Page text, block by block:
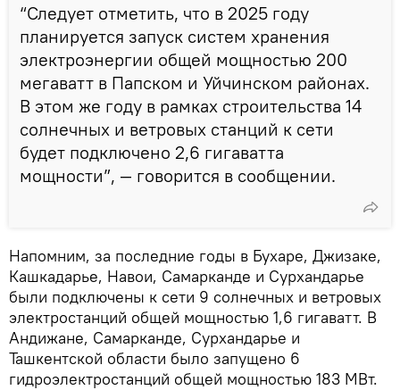
“Следует отметить, что в 2025 году
планируется запуск систем хранения
электроэнергии общей мощностью 200
мегаватт в Папском и Уйчинском районах.
В этом же году в рамках строительства 14
солнечных и ветровых станций к сети
будет подключено 2,6 гигаватта
мощности”, — говорится в сообщении.
Напомним, за последние годы в Бухаре, Джизаке,
Кашкадарье, Навои, Самарканде и Сурхандарье
были подключены к сети 9 солнечных и ветровых
электростанций общей мощностью 1,6 гигаватт. В
Андижане, Самарканде, Сурхандарье и
Ташкентской области было запущено 6
гидроэлектростанций общей мощностью 183 МВт.